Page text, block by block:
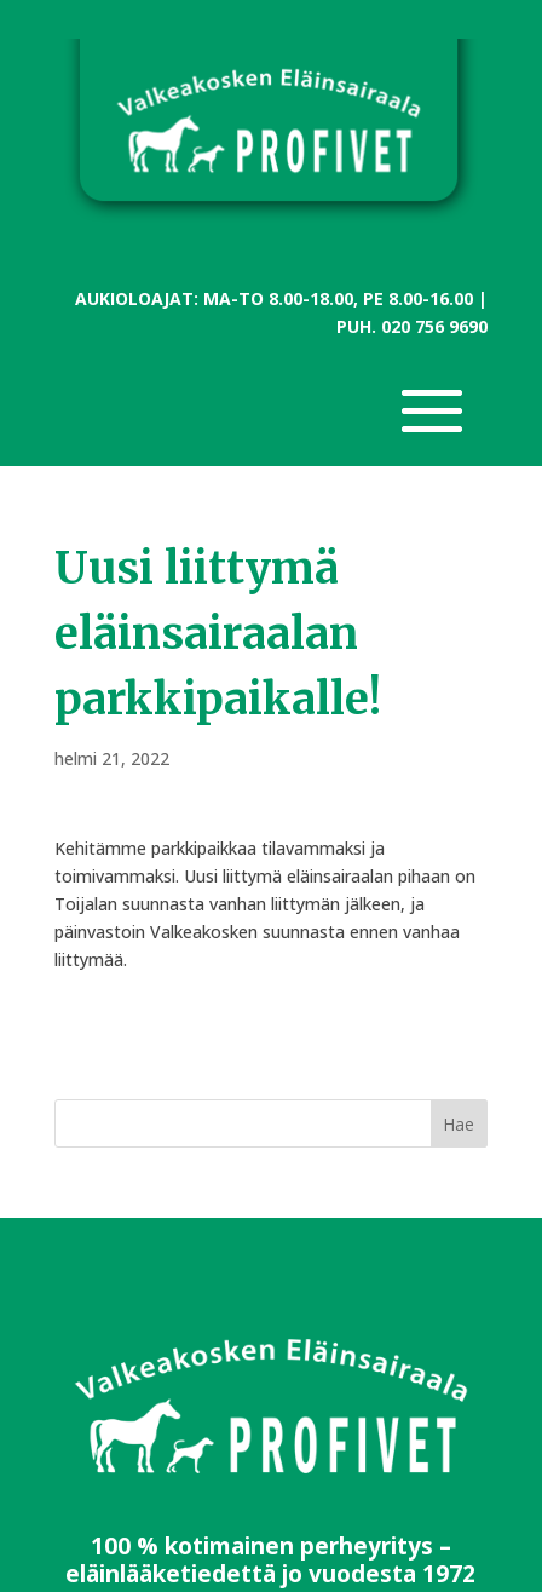
AUKIOLOAJAT: MA-TO 8.00-18.00, PE 8.00-16.00 |
PUH. 020 756 9690
Uusi liittymä
eläinsairaalan
parkkipaikalle!
helmi 21, 2022
Kehitämme parkkipaikkaa tilavammaksi ja
toimivammaksi. Uusi liittymä eläinsairaalan pihaan on
Toijalan suunnasta vanhan liittymän jälkeen, ja
päinvastoin Valkeakosken suunnasta ennen vanhaa
liittymää.
100 % kotimainen perheyritys –
eläinlääketiedettä jo vuodesta 1972